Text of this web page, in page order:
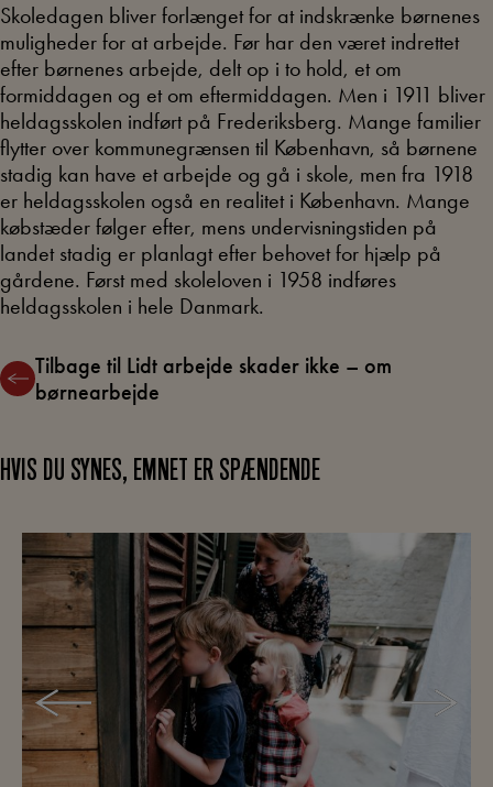
Skoledagen bliver forlænget for at indskrænke børnenes
muligheder for at arbejde. Før har den været indrettet
efter børnenes arbejde, delt op i to hold, et om
formiddagen og et om eftermiddagen. Men i 1911 bliver
heldagsskolen indført på Frederiksberg. Mange familier
flytter over kommunegrænsen til København, så børnene
stadig kan have et arbejde og gå i skole, men fra 1918
er heldagsskolen også en realitet i København. Mange
købstæder følger efter, mens undervisningstiden på
landet stadig er planlagt efter behovet for hjælp på
gårdene. Først med skoleloven i 1958 indføres
heldagsskolen i hele Danmark.
Tilbage til Lidt arbejde skader ikke – om
børnearbejde
HVIS DU SYNES, EMNET ER SPÆNDENDE